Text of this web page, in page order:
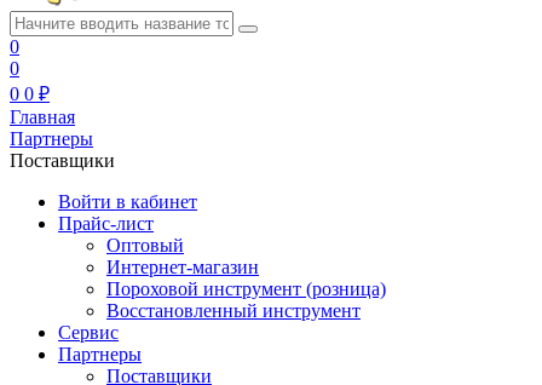
0
0
0 0 ₽
Главная
Партнеры
Поставщики
Войти в кабинет
Прайс-лист
Оптовый
Интернет-магазин
Пороховой инструмент (розница)
Восстановленный инструмент
Сервис
Партнеры
Поставщики